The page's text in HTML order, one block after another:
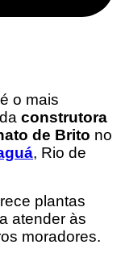
o mais
da construtora
de Brito no
, Rio de
plantas
atender às
moradores.